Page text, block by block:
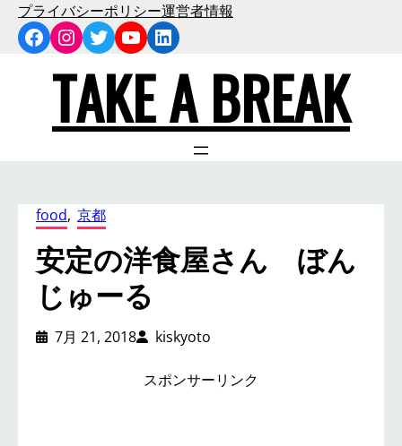
プライバシーポリシー運営者情報
Facebook
Instagram
Twitter
YouTube
LinkedIn
TAKE A BREAK
food, 京都
安定の洋食屋さん ぼん
じゅーる
7月 21, 2018 kiskyoto
スポンサーリンク